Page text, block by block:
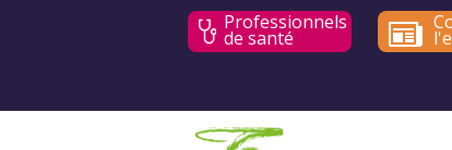
Professionnels
de santé